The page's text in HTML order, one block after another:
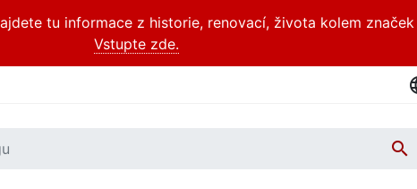
tu informace z historie, renovací, života kolem
Vstupte zde.
